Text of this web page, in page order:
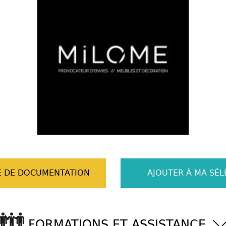
DE DOCUMENTATION AJOUTER À MA